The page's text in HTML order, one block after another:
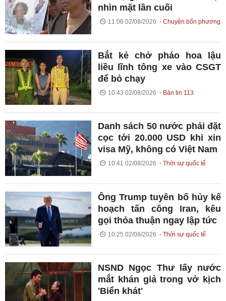
nhìn mặt lần cuối
11:06 02/08/2026 Chuyện bốn phương
Bắt kẻ chở pháo hoa lậu
liều lĩnh tông xe vào CSGT
để bỏ chạy
10:43 02/08/2026 Bản tin 113
Danh sách 50 nước phải đặt
cọc tới 20.000 USD khi xin
visa Mỹ, không có Việt Nam
10:41 02/08/2026 Thời sự quốc tế
Ông Trump tuyên bố hủy kế
hoạch tấn công Iran, kêu
gọi thỏa thuận ngay lập tức
10:25 02/08/2026 Thời sự quốc tế
NSND Ngọc Thư lấy nước
mắt khán giả trong vở kịch
'Biển khát'